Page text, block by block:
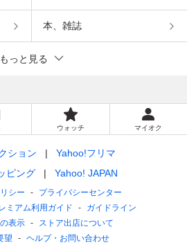
本、雑誌
もっと見る
ウォッチ マイオク
ション
Yahoo!フリマ
ピング
Yahoo! JAPAN
シー
プライバシーセンター
ミアム利用ガイド
ガイドライン
表示
ストア出店について
望
ヘルプ・お問い合わせ